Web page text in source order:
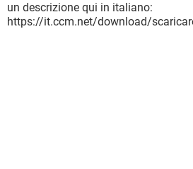
un descrizione qui in italiano:
https://it.ccm.net/download/